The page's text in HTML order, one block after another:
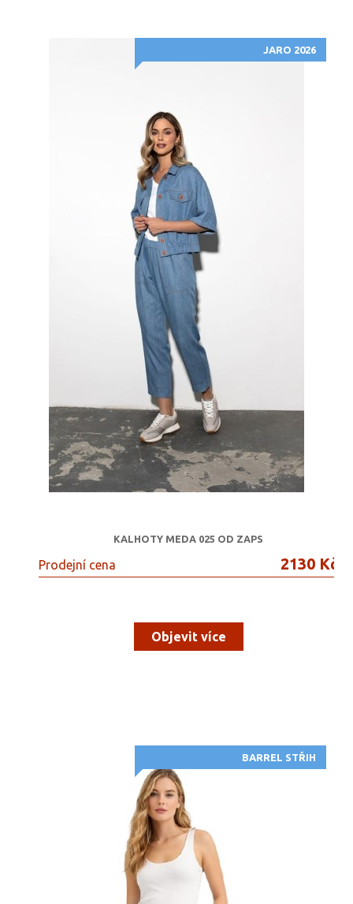
JARO 2026
KALHOTY MEDA 025 OD ZAPS
Prodejní cena 2130 Kč
Objevit více
BARREL STŘIH